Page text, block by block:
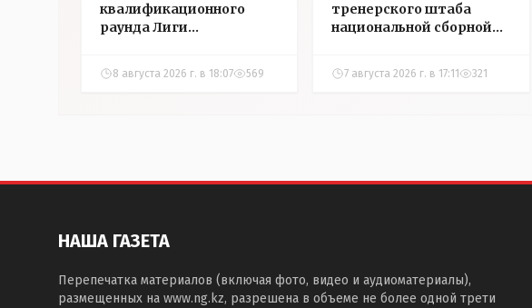
квалификационного
раунда Лиги
8 августа 2026 г. в 18:07 569
тренерского штаба
национальной сборной
7 августа 2026 г. в 17:11 321
НАША ГАЗЕТА
Перепечатка материалов (включая фото, видео и аудиоматериалы),
размещенных на www.ng.kz, разрешена в объеме не более одной трети